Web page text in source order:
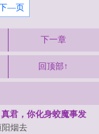
—页
下一章
回顶部↑
君，你化身蛟魔事发
了！
烟去